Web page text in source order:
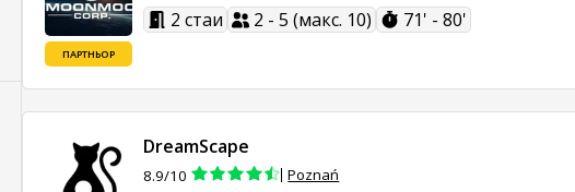
ПАРТНЬОР
2 стаи 2 - 5 (макс. 10) 71' - 80'
DreamScape
8.9/10 Poznań